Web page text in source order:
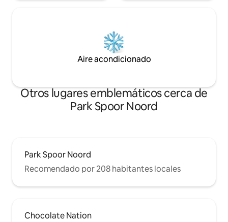
Aire acondicionado
Otros lugares emblemáticos cerca de
Park Spoor Noord
Park Spoor Noord
Recomendado por 208 habitantes locales
Chocolate Nation